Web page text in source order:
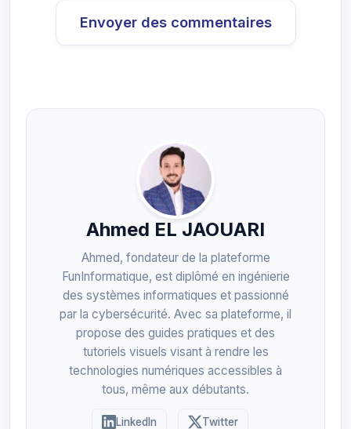
Envoyer des commentaires
Ahmed EL JAOUARI
Ahmed, fondateur de la plateforme
FunInformatique, est diplômé en ingénierie
des systèmes informatiques et passionné
par la cybersécurité. Avec sa plateforme, il
propose des guides pratiques et des
tutoriels visuels visant à rendre les
technologies numériques accessibles à
tous, même aux débutants.
LinkedIn Twitter